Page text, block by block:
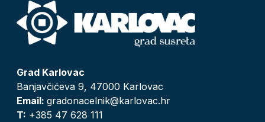
Grad Karlovac
Banjavčićeva 9, 47000 Karlovac
Email: gradonacelnik@karlovac.hr
T: +385 47 628 111